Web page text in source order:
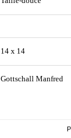
14 x 14
Gottschall Manfred